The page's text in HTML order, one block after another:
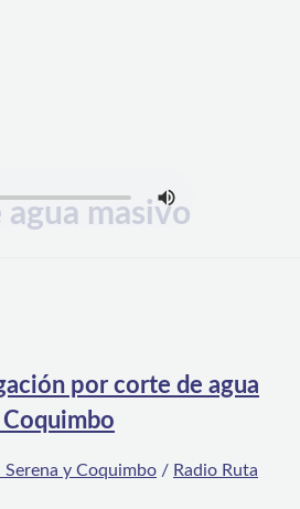
masivo
por corte de agua
Coquimbo
Serena y Coquimbo / Radio Ruta